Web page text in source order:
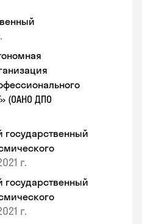
(ОАНО ДПО
государственный
г.
государственный
г.